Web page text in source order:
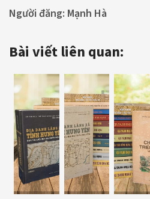
Người đăng: Mạnh Hà
Bài viết liên quan: